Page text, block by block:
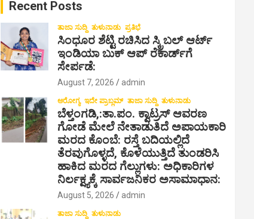
Recent Posts
ತಾಜಾ ಸುದ್ದಿ ತುಳುನಾಡು ಪ್ರತಿಭೆ
ಸಿಂಧೂರ ಶೆಟ್ಟಿ ರಚಿಸಿದ ಸ್ಕ್ರಿಬಲ್ ಆರ್ಟ್
ಇಂಡಿಯಾ ಬುಕ್ ಆಪ್ ರೆಕಾರ್ಡ್‌ಗೆ
ಸೇರ್ಪಡೆ:
August 7, 2026 admin
ಆರೋಗ್ಯ ಇದೇ ಪ್ರಾಬ್ಲಮ್ ತಾಜಾ ಸುದ್ದಿ ತುಳುನಾಡು
ಬೆಳ್ತಂಗಡಿ,:ತಾ.ಪಂ‌. ಕ್ವಾಟ್ರಸ್ ಆವರಣ
ಗೋಡೆ ಮೇಲೆ ನೇತಾಡುತಿದೆ ಅಪಾಯಕಾರಿ
ಮರದ ಕೊಂಬೆ: ರಸ್ತೆ ಬದಿಯಲ್ಲಿದೆ
ತೆರವುಗೊಳ್ಳದೆ, ಕೊಳೆಯುತ್ತಿದೆ ತುಂಡರಿಸಿ
ಹಾಕಿದ ಮರದ ಗೆಲ್ಲುಗಳು: ಅಧಿಕಾರಿಗಳ
ನಿರ್ಲಕ್ಷ್ಯಕ್ಕೆ ಸಾರ್ವಜನಿಕರ ಅಸಾಮಾಧಾನ:
August 5, 2026 admin
ತಾಜಾ ಸುದ್ದಿ ತುಳುನಾಡು